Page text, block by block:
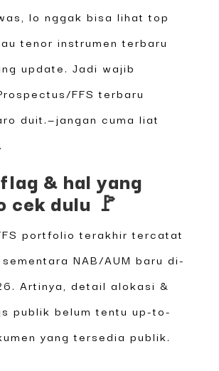
lo nggak bisa lihat top
tenor instrumen terbaru
update. Jadi wajib
FFS terbaru
duit.—jangan cuma liat
& hal yang
cek dulu 🚩
portfolio terakhir tercatat
NAB/AUM baru di-
Artinya, detail alokasi &
publik belum tentu up-to-
yang tersedia publik.